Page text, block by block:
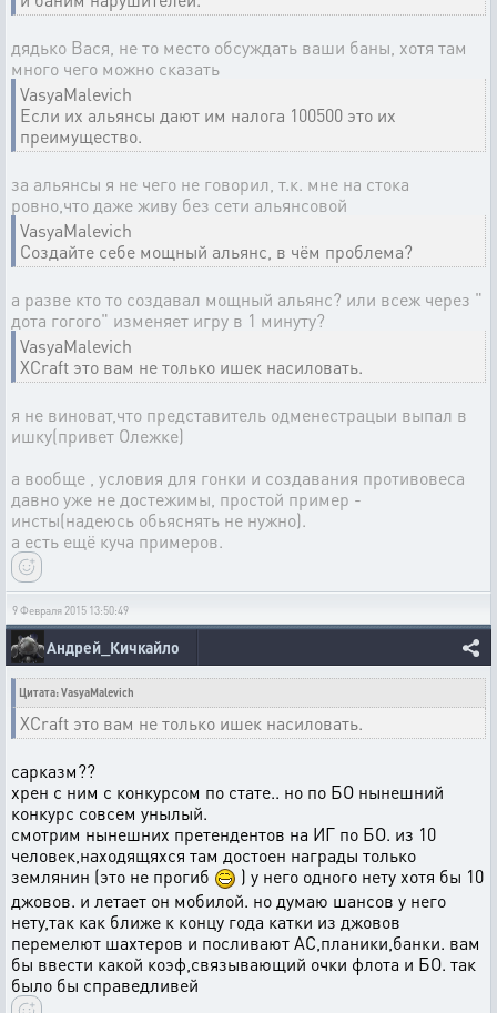
дядько Вася, не то место обсуждать ваши баны, хотя там
много чего можно сказать
VasyaMalevich
Если их альянсы дают им налога 100500 это их
преимущество.
за альянсы я не чего не говорил, т.к. мне на стока
ровно,что даже живу без сети альянсовой
VasyaMalevich
Создайте себе мощный альянс, в чём проблема?
а разве кто то создавал мощный альянс? или всеж через "
дота гогого" изменяет игру в 1 минуту?
VasyaMalevich
XCraft это вам не только ишек насиловать.
я не виноват,что представитель одменестрацыи выпал в
ишку(привет Олежке)
а вообще , условия для гонки и создавания противовеса
давно уже не достежимы, простой пример -
инсты(надеюсь обьяснять не нужно).
а есть ещё куча примеров.
9 Февраля 2015 13:50:49
Андрей_Кичкайло
Цитата: VasyaMalevich
XCraft это вам не только ишек насиловать.
сарказм??
хрен с ним с конкурсом по стате.. но по БО нынешний
конкурс совсем унылый.
смотрим нынешних претендентов на ИГ по БО. из 10
человек,находящяхся там достоен награды только
землянин (это не прогиб
) у него одного нету хотя бы 10
джовов. и летает он мобилой. но думаю шансов у него
нету,так как ближе к концу года катки из джовов
перемелют шахтеров и посливают АС,планики,банки. вам
бы ввести какой коэф,связывающий очки флота и БО. так
было бы справедливей